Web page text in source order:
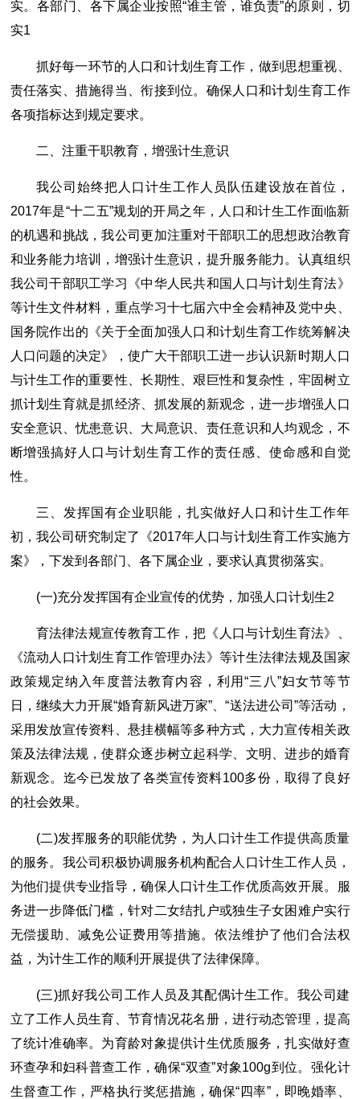
实。各部门、各下属企业按照“谁主管，谁负责”的原则，切
实1
抓好每一环节的人口和计划生育工作，做到思想重视、
责任落实、措施得当、衔接到位。确保人口和计划生育工作
各项指标达到规定要求。
二、注重干职教育，增强计生意识
我公司始终把人口计生工作人员队伍建设放在首位，
2017年是“十二五”规划的开局之年，人口和计生工作面临新
的机遇和挑战，我公司更加注重对干部职工的思想政治教育
和业务能力培训，增强计生意识，提升服务能力。认真组织
我公司干部职工学习《中华人民共和国人口与计划生育法》
等计生文件材料，重点学习十七届六中全会精神及党中央、
国务院作出的《关于全面加强人口和计划生育工作统筹解决
人口问题的决定》，使广大干部职工进一步认识新时期人口
与计生工作的重要性、长期性、艰巨性和复杂性，牢固树立
抓计划生育就是抓经济、抓发展的新观念，进一步增强人口
安全意识、忧患意识、大局意识、责任意识和人均观念，不
断增强搞好人口与计划生育工作的责任感、使命感和自觉
性。
三、发挥国有企业职能，扎实做好人口和计生工作年
初，我公司研究制定了《2017年人口与计划生育工作实施方
案》，下发到各部门、各下属企业，要求认真贯彻落实。
(一)充分发挥国有企业宣传的优势，加强人口计划生2
育法律法规宣传教育工作，把《人口与计划生育法》、
《流动人口计划生育工作管理办法》等计生法律法规及国家
政策规定纳入年度普法教育内容，利用“三八”妇女节等节
日，继续大力开展“婚育新风进万家”、“送法进公司”等活动，
采用发放宣传资料、悬挂横幅等多种方式，大力宣传相关政
策及法律法规，使群众逐步树立起科学、文明、进步的婚育
新观念。迄今已发放了各类宣传资料100多份，取得了良好
的社会效果。
(二)发挥服务的职能优势，为人口计生工作提供高质量
的服务。我公司积极协调服务机构配合人口计生工作人员，
为他们提供专业指导，确保人口计生工作优质高效开展。服
务进一步降低门槛，针对二女结扎户或独生子女困难户实行
无偿援助、减免公证费用等措施。依法维护了他们合法权
益，为计生工作的顺利开展提供了法律保障。
(三)抓好我公司工作人员及其配偶计生工作。我公司建
立了工作人员生育、节育情况花名册，进行动态管理，提高
了统计准确率。为育龄对象提供计生优质服务，扎实做好查
环查孕和妇科普查工作，确保“双查”对象100g到位。强化计
生督查工作，严格执行奖惩措施，确保“四率”，即晚婚率、